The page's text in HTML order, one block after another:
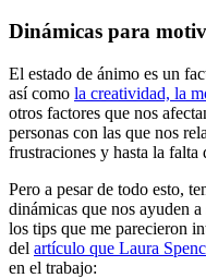
Dinámicas para
El estado de ánimo es un
así como la creatividad, la
otros factores que nos
personas con las que nos
frustraciones y hasta la falta
Pero a pesar de todo esto,
dinámicas que nos ayuden
los tips que me parecieron
del artículo que Laura
en el trabajo: